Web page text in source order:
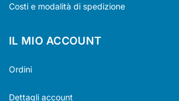
Costi e modalità di spedizione
IL MIO ACCOUNT
Ordini
Dettagli account